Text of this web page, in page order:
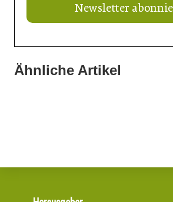
Newsletter
Ähnliche Artikel
21. Juli 2026